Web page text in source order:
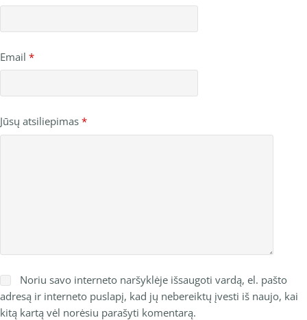
Email *
Jūsų atsiliepimas *
Noriu savo interneto naršyklėje išsaugoti vardą, el. pašto
adresą ir interneto puslapį, kad jų nebereiktų įvesti iš naujo, kai
kitą kartą vėl norėsiu parašyti komentarą.